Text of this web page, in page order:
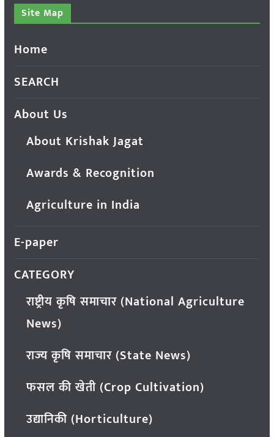
Site Map
Home
SEARCH
About Us
About Krishak Jagat
Awards & Recognition
Agriculture in India
E-paper
CATEGORY
राष्ट्रीय कृषि समाचार (National Agriculture
News)
राज्य कृषि समाचार (State News)
फसल की खेती (Crop Cultivation)
उद्यानिकी (Horticulture)